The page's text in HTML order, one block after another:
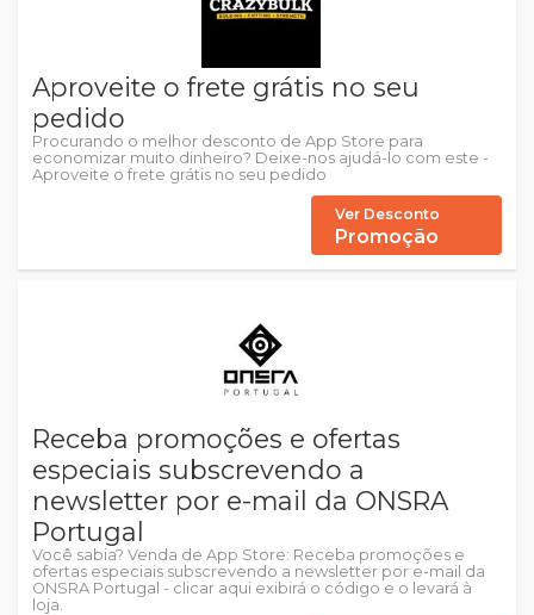
Aproveite o frete grátis no seu
pedido
Procurando o melhor desconto de App Store para
economizar muito dinheiro? Deixe-nos ajudá-lo com este -
Aproveite o frete grátis no seu pedido
Ver Desconto
Promoção
Receba promoções e ofertas
especiais subscrevendo a
newsletter por e-mail da ONSRA
Portugal
Você sabia? Venda de App Store: Receba promoções e
ofertas especiais subscrevendo a newsletter por e-mail da
ONSRA Portugal - clicar aqui exibirá o código e o levará à
loja.